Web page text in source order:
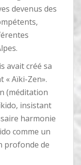
devenus des
avait créé sa
« Aïki-Zen».
(méditation
insistant
harmonie
comme un
profonde de